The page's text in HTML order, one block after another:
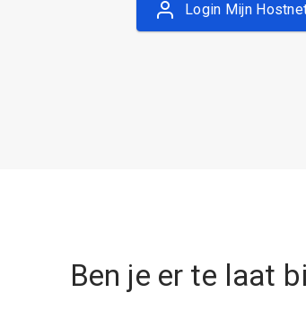
Login Mijn
Ben je er te laat